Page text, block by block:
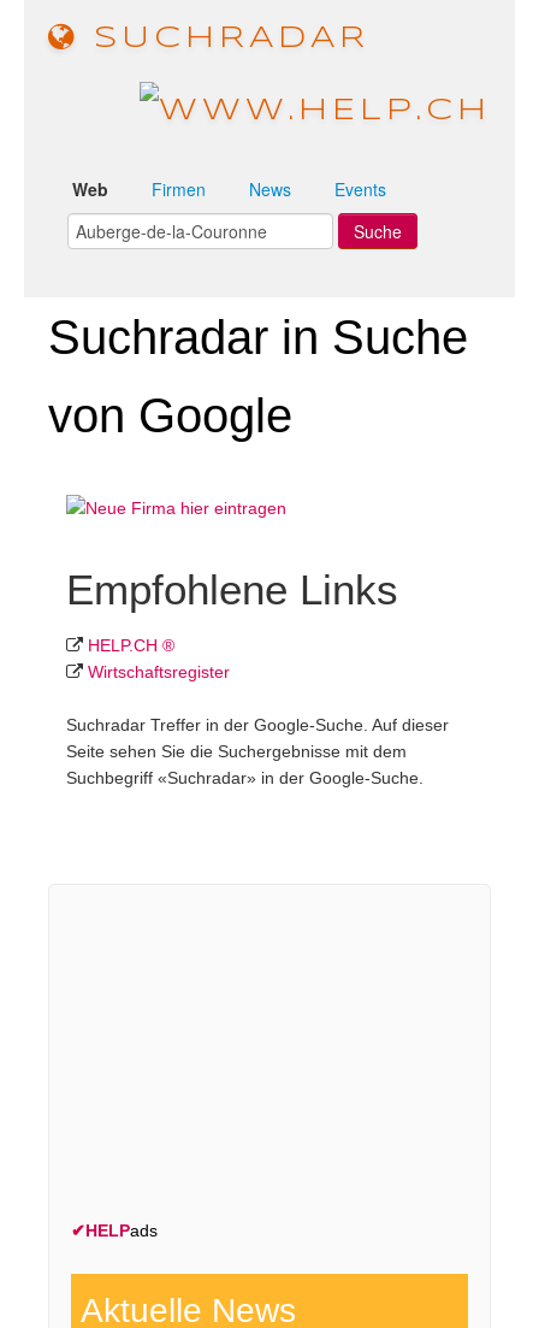
SUCHRADAR
Web Firmen News Events
Suchradar in Suche
von Google
Empfohlene Links
HELP.CH ®
Wirtschafts­register
Suchradar Treffer in der Google-Suche. Auf dieser
Seite sehen Sie die Suchergebnisse mit dem
Suchbegriff «Suchradar» in der Google-Suche.
✔HELPads
Aktuelle News